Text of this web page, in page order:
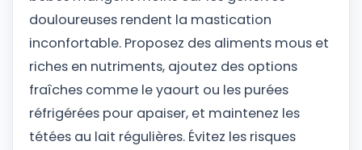
douloureuses rendent la mastication
inconfortable. Proposez des aliments mous et
riches en nutriments, ajoutez des options
fraîches comme le yaourt ou les purées
réfrigérées pour apaiser, et maintenez les
tétées au lait régulières. Évitez les risques